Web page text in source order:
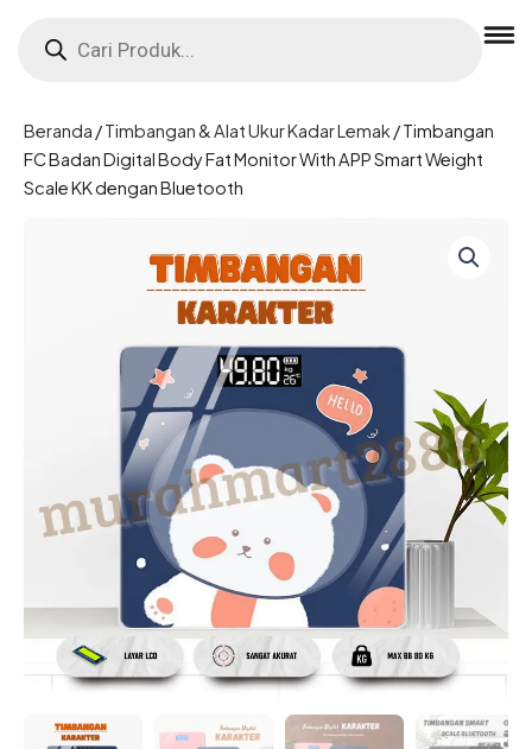
search
Beranda /Timbangan & Alat Ukur Kadar Lemak / Timbangan
FC Badan Digital Body Fat Monitor With APP Smart Weight
Scale KK dengan Bluetooth